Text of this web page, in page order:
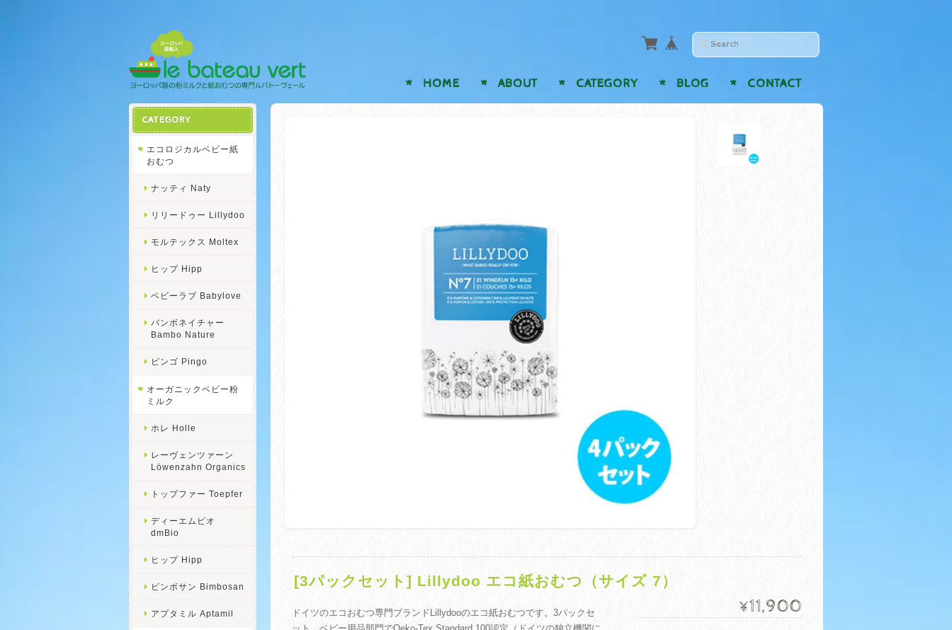
HOME ABOUT CATEGORY BLOG CONTACT
[3パックセット] Lillydoo エコ紙おむつ（サイズ 7）
ドイツのエコおむつ専門ブランドLillydooのエコ紙おむつです。3パックセ
¥11,900
CATEGORY
エコロジカルベビー紙
おむつ
ナッティ Naty
リリードゥー Lillydoo
モルテックス Moltex
ヒップ Hipp
ベビーラブ Babylove
バンボネイチャー
Bambo Nature
ピンゴ Pingo
オーガニックベビー粉
ミルク
ホレ Holle
レーヴェンツァーン
Löwenzahn Organics
トップファー Toepfer
ディーエムビオ
dmBio
ヒップ Hipp
ビンボサン Bimbosan
アプタミル Aptamil